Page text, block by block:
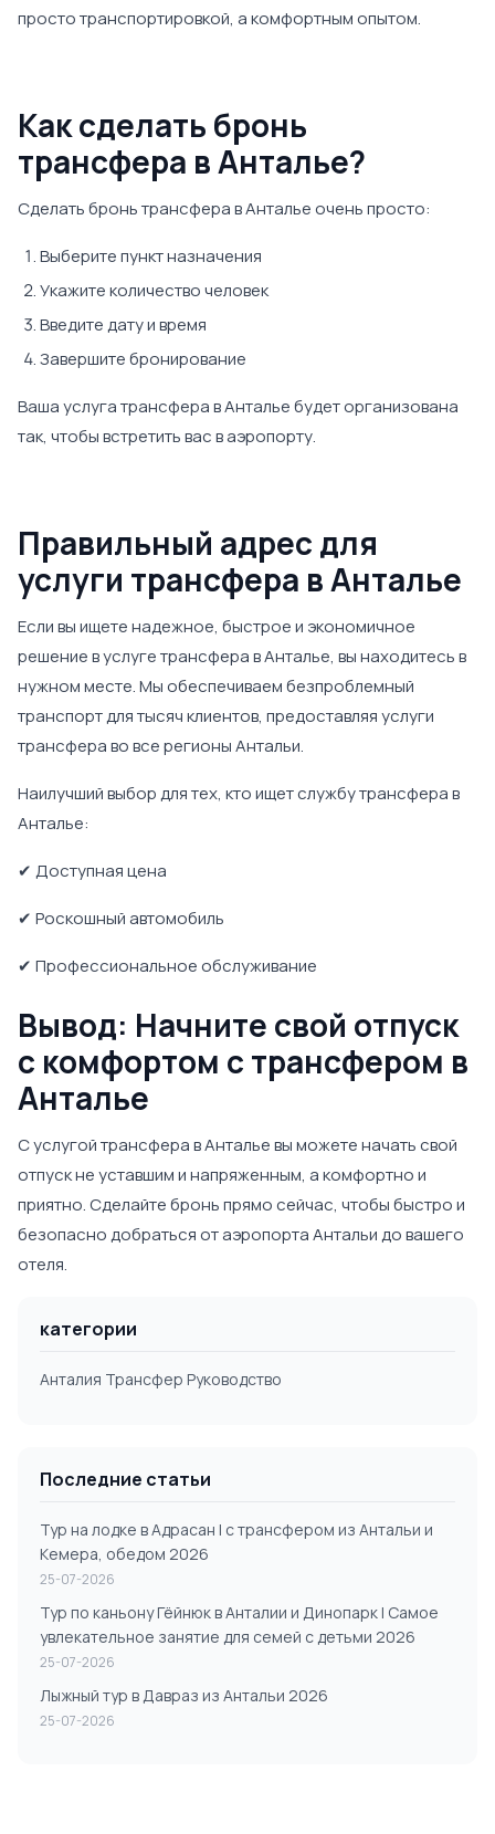
просто транспортировкой, а комфортным опытом.
Как сделать бронь
трансфера в Анталье?
Сделать бронь трансфера в Анталье очень просто:
Выберите пункт назначения
Укажите количество человек
Введите дату и время
Завершите бронирование
Ваша услуга трансфера в Анталье будет организована
так, чтобы встретить вас в аэропорту.
Правильный адрес для
услуги трансфера в Анталье
Если вы ищете надежное, быстрое и экономичное
решение в услуге трансфера в Анталье, вы находитесь в
нужном месте. Мы обеспечиваем безпроблемный
транспорт для тысяч клиентов, предоставляя услуги
трансфера во все регионы Антальи.
Наилучший выбор для тех, кто ищет службу трансфера в
Анталье:
✔ Доступная цена
✔ Роскошный автомобиль
✔ Профессиональное обслуживание
Вывод: Начните свой отпуск
с комфортом с трансфером в
Анталье
С услугой трансфера в Анталье вы можете начать свой
отпуск не уставшим и напряженным, а комфортно и
приятно. Сделайте бронь прямо сейчас, чтобы быстро и
безопасно добраться от аэропорта Антальи до вашего
отеля.
категории
Анталия Трансфер Руководство
Последние статьи
Тур на лодке в Адрасан | с трансфером из Антальи и
Кемера, обедом 2026
25-07-2026
Тур по каньону Гёйнюк в Анталии и Динопарк | Самое
увлекательное занятие для семей с детьми 2026
25-07-2026
Лыжный тур в Давраз из Антальи 2026
25-07-2026